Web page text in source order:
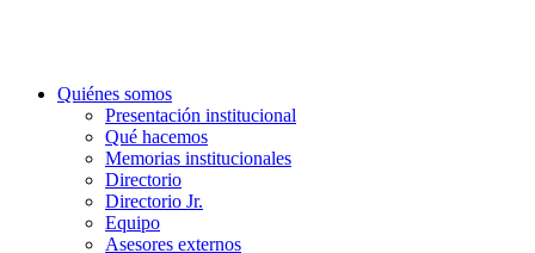
Quiénes somos
Presentación institucional
Qué hacemos
Memorias institucionales
Directorio
Directorio Jr.
Equipo
Asesores externos